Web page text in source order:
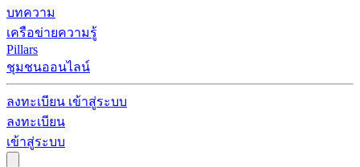
บทความ
เครือข่ายความรู้
Pillars
ชุมชนออนไลน์
ลงทะเบียน เข้าสู่ระบบ
ลงทะเบียน
เข้าสู่ระบบ